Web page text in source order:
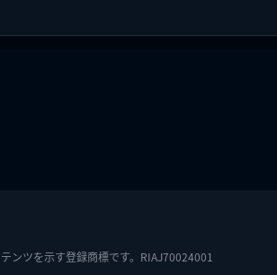
ンツを示す登録商標です。RIAJ70024001